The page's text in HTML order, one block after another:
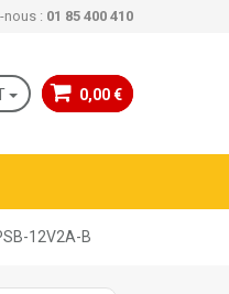
: 01 85 400 410
0,00 €
12V2A-B